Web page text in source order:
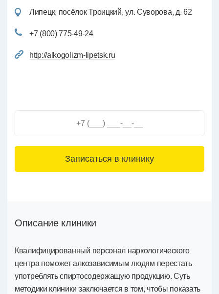
Липецк, посёлок Троицкий, ул. Суворова, д. 62
+7 (800) 775-49-24
http://alkogolizm-lipetsk.ru
3+6=
Описание клиники
Квалифицированный персонал наркологического
центра поможет алкозависимым людям перестать
употреблять спиртосодержащую продукцию. Суть
методики клиники заключается в том, чтобы показать